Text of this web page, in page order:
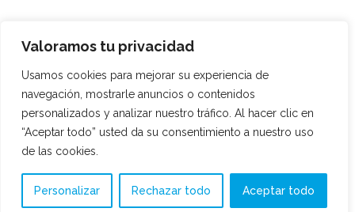
Valoramos tu privacidad
Usamos cookies para mejorar su experiencia de
navegación, mostrarle anuncios o contenidos
personalizados y analizar nuestro tráfico. Al hacer clic en
“Aceptar todo” usted da su consentimiento a nuestro uso
de las cookies.
Personalizar Rechazar todo Aceptar todo